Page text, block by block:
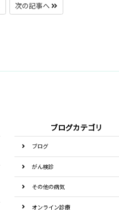
次の記事へ
ブログカテゴリ
ブログ
がん検診
その他の病気
オンライン診療